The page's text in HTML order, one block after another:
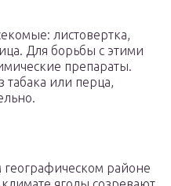
листовертка,
Для борьбы с этими
препараты.
или перца,
географическом районе